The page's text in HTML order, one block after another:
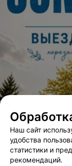
Дата
В данном
Наш сайт
удобства
статистики и
рекомендаций.